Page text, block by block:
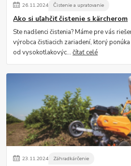
26.11.2024 Čistenie a upratovanie
Ako si uľahčiť čistenie s kärcherom
Ste nadšenci čistenia? Máme pre vás
výrobca čistiacich zariadení, ktorý
od vysokotlakovýc...čítať celé
23.11.2024 Záhradkárčenie